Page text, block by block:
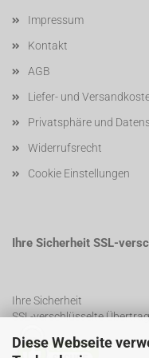
Diese Webseite
Impressum
Kontakt
AGB
Liefer- und
Privatsphäre und
Widerrufsrecht
Cookie Einstellungen
Ihre Sicherheit SSL-
Ihre Sicherheit
SSL-verschlüsselte